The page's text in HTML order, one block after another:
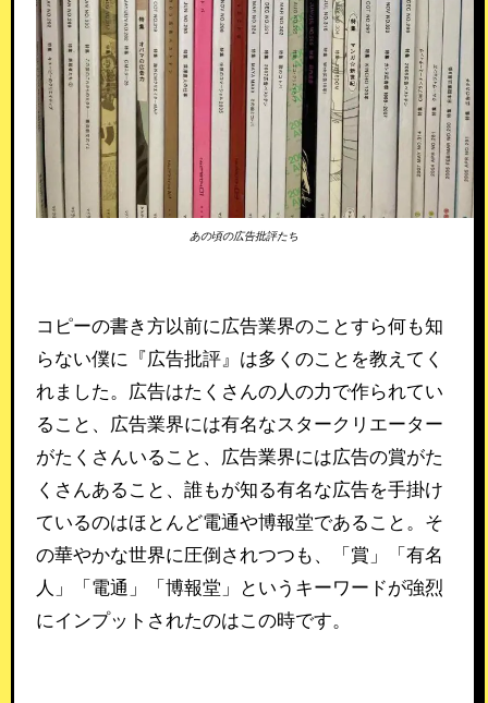
あの頃の広告批評たち
コピーの書き方以前に広告業界のことすら何も知
らない僕に『広告批評』は多くのことを教えてく
れました。広告はたくさんの人の力で作られてい
ること、広告業界には有名なスタークリエーター
がたくさんいること、広告業界には広告の賞がた
くさんあること、誰もが知る有名な広告を手掛け
ているのはほとんど電通や博報堂であること。そ
の華やかな世界に圧倒されつつも、「賞」「有名
人」「電通」「博報堂」というキーワードが強烈
にインプットされたのはこの時です。